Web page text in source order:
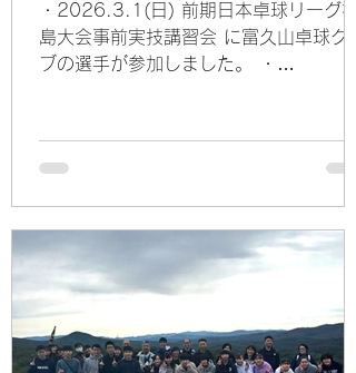
・2026.3.1(日) 前期日本卓球リーグ福
島大会事前実技講習会 に富久山卓球クラ
ブの選手が参加しました。 ・
業おめでとうございます。 ・
2026.1.3(土) 富久山卓球クラブの新年
上がりました。 ・2025.10.25(土) ク
ラブのみんなでピクニックに行きまし
を見学した後、川内村の「いわなの郷」
に移動し、 釣りやバーベキューを楽しみ